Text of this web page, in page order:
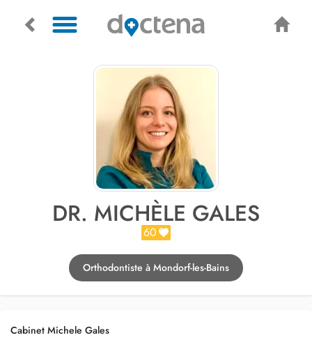
DR. MICHÈLE GALES
60
Orthodontiste à Mondorf-les-Bains
Cabinet Michele Gales